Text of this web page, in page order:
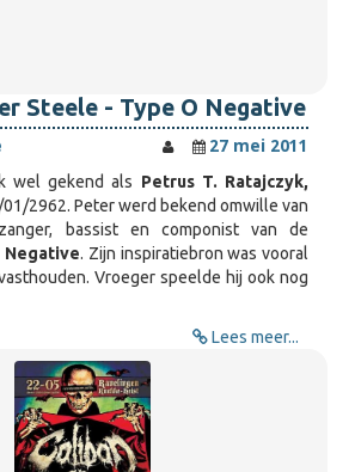
Steele - Type O Negative
27 mei 2011
wel gekend als Petrus T. Ratajczyk,
2962. Peter werd bekend omwille van
bassist en componist van de
Negative. Zijn inspiratiebron was vooral
Vroeger speelde hij ook nog
Lees meer...